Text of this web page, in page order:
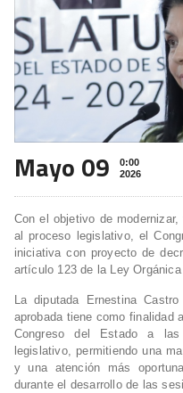
Mayo 09
0:00
2026
Con el objetivo de
al proceso legislativo, el
iniciativa con proyecto de
artículo 123 de la Ley
La diputada Ernestina
aprobada tiene como finalidad
Congreso del Estado a las
legislativo, permitiendo una
y una atención más
durante el desarrollo de las